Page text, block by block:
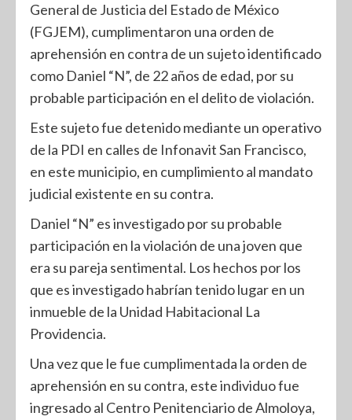
General de Justicia del Estado de México
(FGJEM), cumplimentaron una orden de
aprehensión en contra de un sujeto identificado
como Daniel “N”, de 22 años de edad, por su
probable participación en el delito de violación.
Este sujeto fue detenido mediante un operativo
de la PDI en calles de Infonavit San Francisco,
en este municipio, en cumplimiento al mandato
judicial existente en su contra.
Daniel “N” es investigado por su probable
participación en la violación de una joven que
era su pareja sentimental. Los hechos por los
que es investigado habrían tenido lugar en un
inmueble de la Unidad Habitacional La
Providencia.
Una vez que le fue cumplimentada la orden de
aprehensión en su contra, este individuo fue
ingresado al Centro Penitenciario de Almoloya,